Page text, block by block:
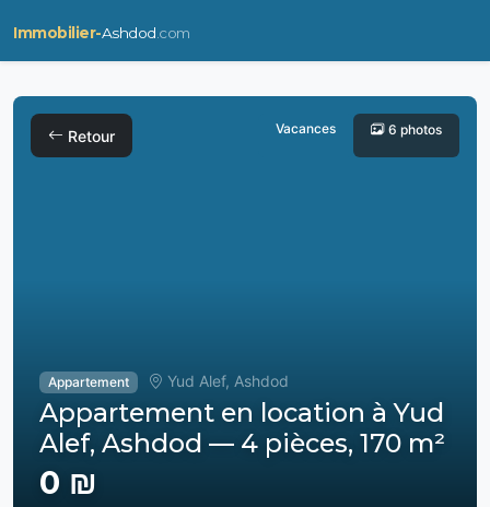
Immobilier-Ashdod .com
Retour Vacances 6 photos
Appartement Yud Alef, Ashdod
Appartement en location à Yud
Alef, Ashdod — 4 pièces, 170 m²
0 ₪